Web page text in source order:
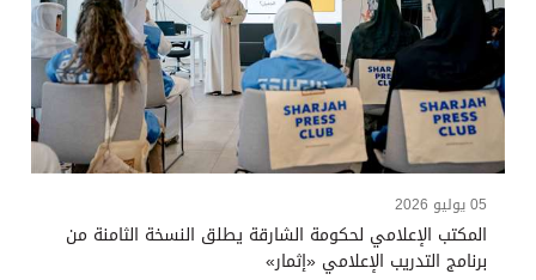
05 يوليو 2026
المكتب الإعلامي لحكومة الشارقة يطلق النسخة الثامنة من
برنامج التدريب الإعلامي «إثمار»